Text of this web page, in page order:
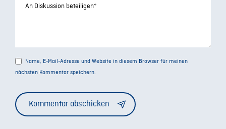
Name, E-Mail-Adresse und Website in diesem Browser für meinen
nächsten Kommentar speichern.